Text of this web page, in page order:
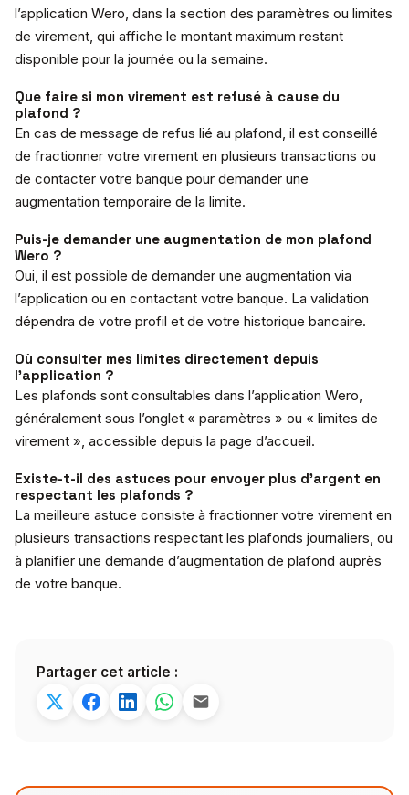
l’application Wero, dans la section des paramètres ou limites
de virement, qui affiche le montant maximum restant
disponible pour la journée ou la semaine.
Que faire si mon virement est refusé à cause du
plafond ?
En cas de message de refus lié au plafond, il est conseillé
de fractionner votre virement en plusieurs transactions ou
de contacter votre banque pour demander une
augmentation temporaire de la limite.
Puis-je demander une augmentation de mon plafond
Wero ?
Oui, il est possible de demander une augmentation via
l’application ou en contactant votre banque. La validation
dépendra de votre profil et de votre historique bancaire.
Où consulter mes limites directement depuis
l’application ?
Les plafonds sont consultables dans l’application Wero,
généralement sous l’onglet « paramètres » ou « limites de
virement », accessible depuis la page d’accueil.
Existe-t-il des astuces pour envoyer plus d’argent en
respectant les plafonds ?
La meilleure astuce consiste à fractionner votre virement en
plusieurs transactions respectant les plafonds journaliers, ou
à planifier une demande d’augmentation de plafond auprès
de votre banque.
Partager cet article :